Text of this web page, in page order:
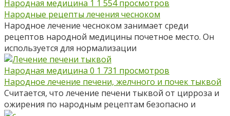
Народная медицина 1 1 554 просмотров
Народные рецепты лечения чесноком
Народное лечение чесноком занимает среди
рецептов народной медицины почетное место. Он
используется для нормализации
Народная медицина 0 1 731 просмотров
Народное лечение печени, желчного и почек тыквой
Считается, что лечение печени тыквой от цирроза и
ожирения по народным рецептам безопасно и